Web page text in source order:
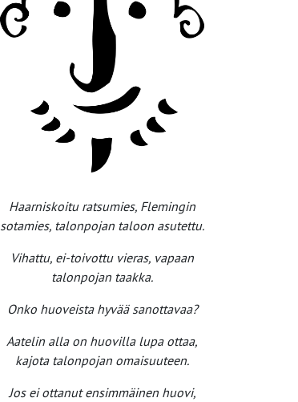
Haarniskoitu ratsumies, Flemingin
sotamies, talonpojan taloon asutettu.
Vihattu, ei-toivottu vieras, vapaan
talonpojan taakka.
Onko huoveista hyvää sanottavaa?
Aatelin alla on huovilla lupa ottaa,
kajota talonpojan omaisuuteen.
Jos ei ottanut ensimmäinen huovi,